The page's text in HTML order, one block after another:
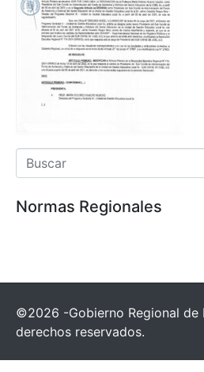
Normas Regionales
©2026 -Gobierno Regional de
derechos reservados.